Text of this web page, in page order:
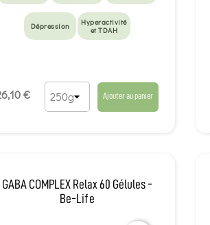
Dépression
Hyperactivité
et TDAH
€ Ajouter au panier
GABA COMPLEX Relax 60 Gélules -
Be-Life